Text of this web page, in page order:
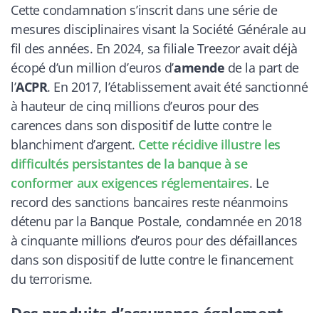
Cette condamnation s’inscrit dans une série de
mesures disciplinaires visant la Société Générale au
fil des années. En 2024, sa filiale Treezor avait déjà
écopé d’un million d’euros d’amende de la part de
l’ACPR. En 2017, l’établissement avait été sanctionné
à hauteur de cinq millions d’euros pour des
carences dans son dispositif de lutte contre le
blanchiment d’argent. Cette récidive illustre les
difficultés persistantes de la banque à se
conformer aux exigences réglementaires. Le
record des sanctions bancaires reste néanmoins
détenu par la Banque Postale, condamnée en 2018
à cinquante millions d’euros pour des défaillances
dans son dispositif de lutte contre le financement
du terrorisme.